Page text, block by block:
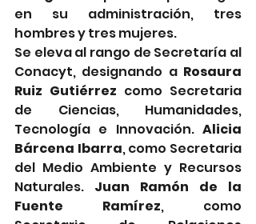
en su administración, tres
hombres y tres mujeres.
Se eleva al rango de Secretaría al
Conacyt, designando a Rosaura
Ruiz Gutiérrez como Secretaria
de Ciencias, Humanidades,
Tecnología e Innovación. Alicia
Bárcena Ibarra, como Secretaria
del Medio Ambiente y Recursos
Naturales. Juan Ramón de la
Fuente Ramírez, como